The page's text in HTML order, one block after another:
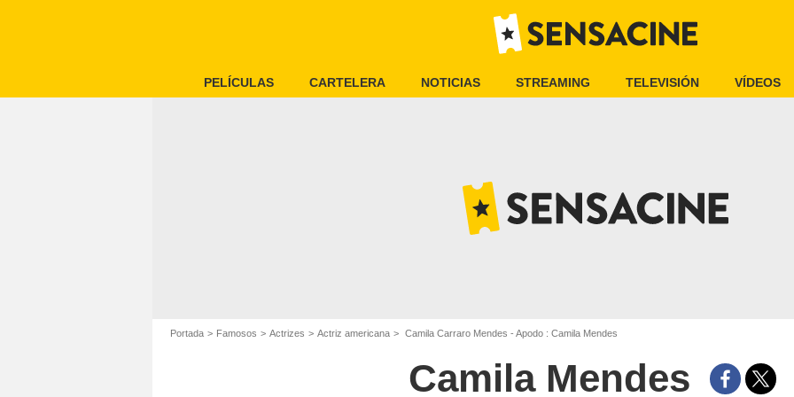
PELÍCULAS CARTELERA NOTICIAS STREAMING TELEVISIÓN VÍDEOS
Portada Famosos Actrizes Actriz americana Camila Carraro Mendes - Apodo : Camila Mendes
Camila Mendes